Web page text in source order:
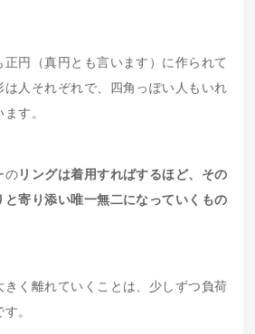
正円（真円とも言います）に作られて
は人それぞれで、四角っぽい人もいれ
す。
のリングは着用すればするほど、その
と寄り添い唯一無二になっていくもの
きく離れていくことは、少しずつ負荷
。